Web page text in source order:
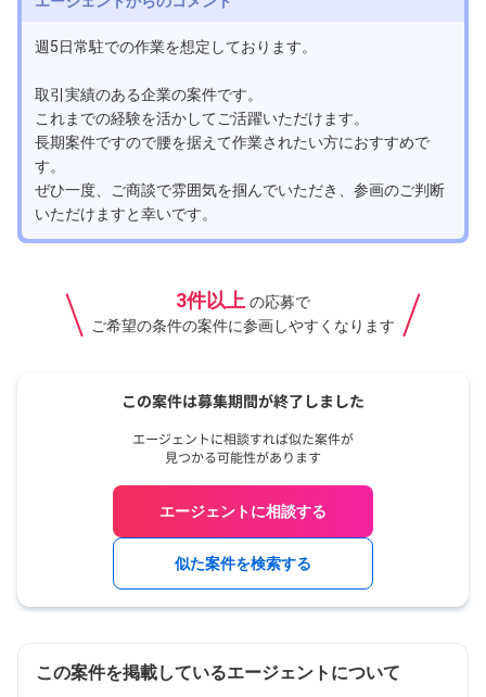
週5日常駐での作業を想定しております。
取引実績のある企業の案件です。
これまでの経験を活かしてご活躍いただけます。
長期案件ですので腰を据えて作業されたい方におすすめで
す。
ぜひ一度、ご商談で雰囲気を掴んでいただき、参画のご判断
いただけますと幸いです。
3件以上 の応募で
ご希望の条件の案件に参画しやすくなります
エージェントに相談する
似た案件を検索する
この案件を掲載しているエージェントについて